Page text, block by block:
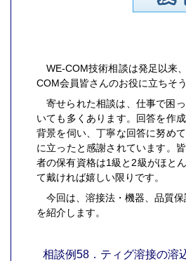
WE-COM技術相談は発足以来
COM会員皆さんのお役に立ちそ
寄せられた相談は、仕事で困
いても多くあります。回答を作
背景を伺い、丁寧な回答に努め
に立ったと感謝されています。
者の保有資格は1級と2級がほと
て戴ければ嬉しい限りです。
今回は、溶接法・機器、品質
を紹介します。
相談例58．ティグ溶接の溶